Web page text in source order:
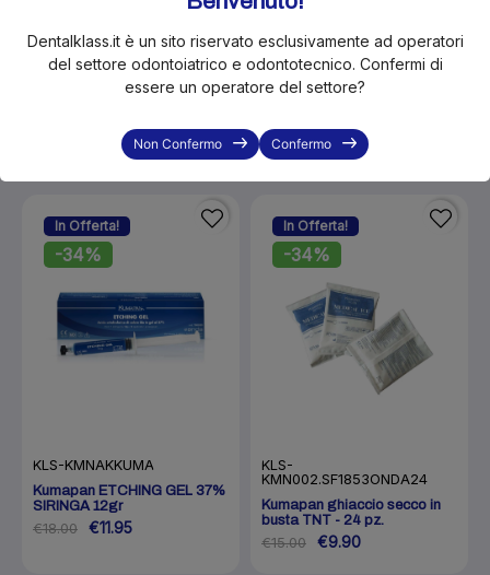
Si nota la formazione di un leggero alone biancastro
all'interno della camera di sterilizzazione in acciaio.
Ti potrebbero interessare anche...
In Offerta!
-34%
KLS-KMNAKKUMA
Kumapan ETCHING GEL 37%
SIRINGA 12gr
€18.00 €11.95
In Offerta!
-34%
KLS-
KMN002.SF1853ONDA24
Kumapan ghiaccio secco in
busta TNT - 24 pz.
€15.00 €9.90
Dentalklass.it è un sito riservato esclusivamente ad operatori
del settore odontoiatrico e odontotecnico. Confermi di
essere un operatore del settore?
Non Confermo Confermo